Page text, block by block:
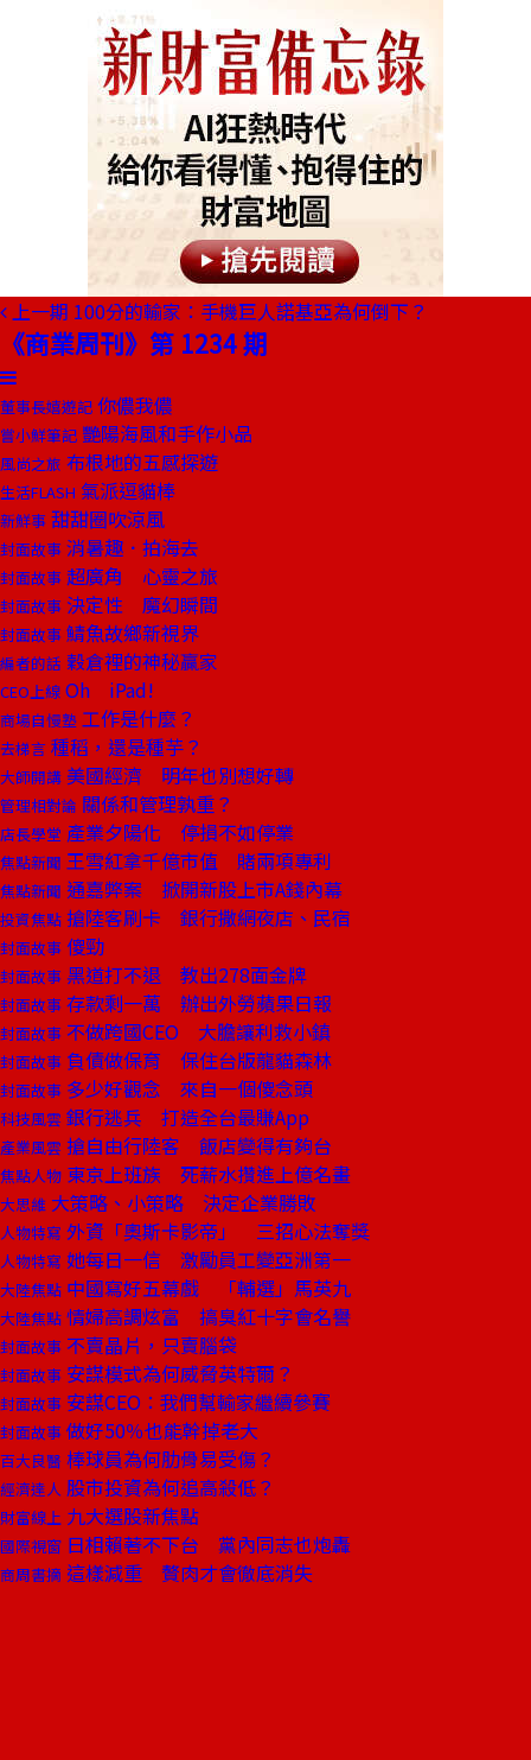
上一期 100分的輸家：手機巨人諾基亞為何倒下？
《商業周刊》第 1234 期
董事長嬉遊記 你儂我儂
嘗小鮮筆記 艷陽海風和手作小品
風尚之旅 布根地的五感探遊
生活FLASH 氣派逗貓棒
新鮮事 甜甜圈吹涼風
封面故事 消暑趣．拍海去
封面故事 超廣角 心靈之旅
封面故事 決定性 魔幻瞬間
封面故事 鯖魚故鄉新視界
編者的話 穀倉裡的神秘贏家
CEO上線 Oh iPad!
商場自慢塾 工作是什麼？
去梯言 種稻，還是種芋？
大師開講 美國經濟 明年也別想好轉
管理相對論 關係和管理孰重？
店長學堂 產業夕陽化 停損不如停業
焦點新聞 王雪紅拿千億市值 賭兩項專利
焦點新聞 通嘉弊案 掀開新股上市A錢內幕
投資焦點 搶陸客刷卡 銀行撒網夜店、民宿
封面故事 傻勁
封面故事 黑道打不退 教出278面金牌
封面故事 存款剩一萬 辦出外勞蘋果日報
封面故事 不做跨國CEO 大膽讓利救小鎮
封面故事 負債做保育 保住台版龍貓森林
封面故事 多少好觀念 來自一個傻念頭
科技風雲 銀行逃兵 打造全台最賺App
產業風雲 搶自由行陸客 飯店變得有夠台
焦點人物 東京上班族 死薪水攢進上億名畫
大思維 大策略、小策略 決定企業勝敗
人物特寫 外資「奧斯卡影帝」 三招心法奪獎
人物特寫 她每日一信 激勵員工變亞洲第一
大陸焦點 中國寫好五幕戲 「輔選」馬英九
大陸焦點 情婦高調炫富 搞臭紅十字會名譽
封面故事 不賣晶片，只賣腦袋
封面故事 安謀模式為何威脅英特爾？
封面故事 安謀CEO：我們幫輸家繼續參賽
封面故事 做好50％也能幹掉老大
百大良醫 棒球員為何肋骨易受傷？
經濟達人 股市投資為何追高殺低？
財富線上 九大選股新焦點
國際視窗 日相賴著不下台 黨內同志也炮轟
商周書摘 這樣減重 贅肉才會徹底消失